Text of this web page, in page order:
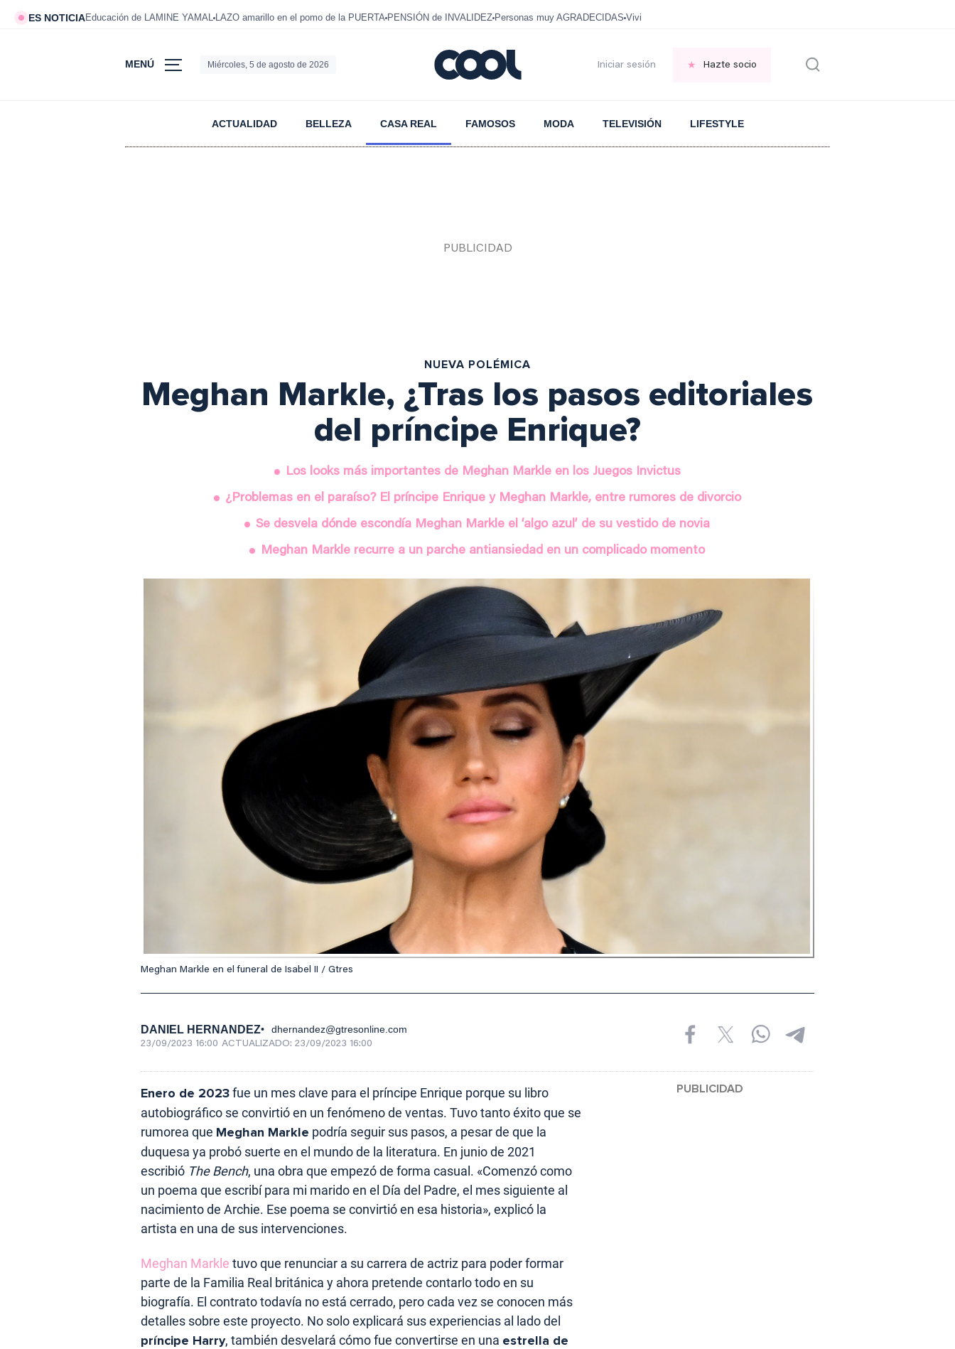
ES NOTICIAEducación de LAMINE YAMAL LAZO amarillo en el pomo de la PUERTA PENSIÓN de INVALIDEZ Personas muy AGRADECIDAS Vivir GRATIS en una ISLA en GRECIA
MENÚ Miércoles, 5 de agosto de 2026 Iniciar sesión Hazte socio
ACTUALIDAD BELLEZA CASA REAL FAMOSOS MODA TELEVISIÓN LIFESTYLE
NUEVA POLÉMICA
Meghan Markle, ¿Tras los pasos editoriales
del príncipe Enrique?
Los looks más importantes de Meghan Markle en los Juegos Invictus
¿Problemas en el paraíso? El príncipe Enrique y Meghan Markle, entre rumores de divorcio
Se desvela dónde escondía Meghan Markle el ‘algo azul’ de su vestido de novia
Meghan Markle recurre a un parche antiansiedad en un complicado momento
Meghan Markle en el funeral de Isabel II / Gtres
DANIEL HERNANDEZ dhernandez@gtresonline.com
23/09/2023 16:00 ACTUALIZADO: 23/09/2023 16:00
Enero de 2023fue un mes clave para el príncipe Enrique porque su libro
autobiográfico se convirtió en un fenómeno de ventas. Tuvo tanto éxito que se
rumorea que Meghan Markle podría seguir sus pasos, a pesar de que la
duquesa ya probó suerte en el mundo de la literatura. En junio de 2021
escribió The Bench, una obra que empezó de forma casual. «Comenzó como
un poema que escribí para mi marido en el Día del Padre, el mes siguiente al
nacimiento de Archie. Ese poema se convirtió en esa historia», explicó la
artista en una de sus intervenciones.
Meghan Markle tuvo que renunciar a su carrera de actriz para poder formar
parte de la Familia Real británica y ahora pretende contarlo todo en su
biografía. El contrato todavía no está cerrado, pero cada vez se conocen más
detalles sobre este proyecto. No solo explicará sus experiencias al lado del
príncipe Harry, también desvelará cómo fue convertirse en una estrella de